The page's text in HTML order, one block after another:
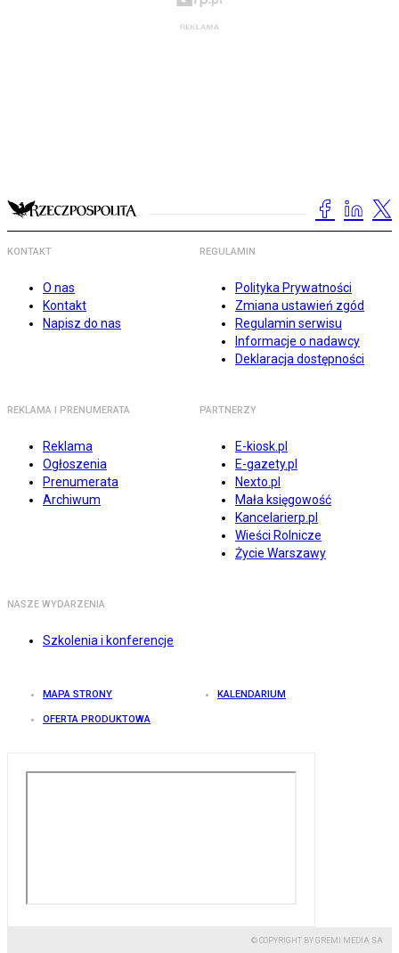
KONTAKT
O nas
Kontakt
Napisz do nas
REGULAMIN
Polityka Prywatności
Zmiana ustawień zgód
Regulamin serwisu
Informacje o nadawcy
Deklaracja dostępności
REKLAMA I PRENUMERATA
Reklama
Ogłoszenia
Prenumerata
Archiwum
PARTNERZY
E-kiosk.pl
E-gazety.pl
Nexto.pl
Mała księgowość
Kancelarierp.pl
Wieści Rolnicze
Życie Warszawy
NASZE WYDARZENIA
Szkolenia i konferencje
MAPA STRONY KALENDARIUM
OFERTA PRODUKTOWA
© COPYRIGHT BY GREMI MEDIA SA